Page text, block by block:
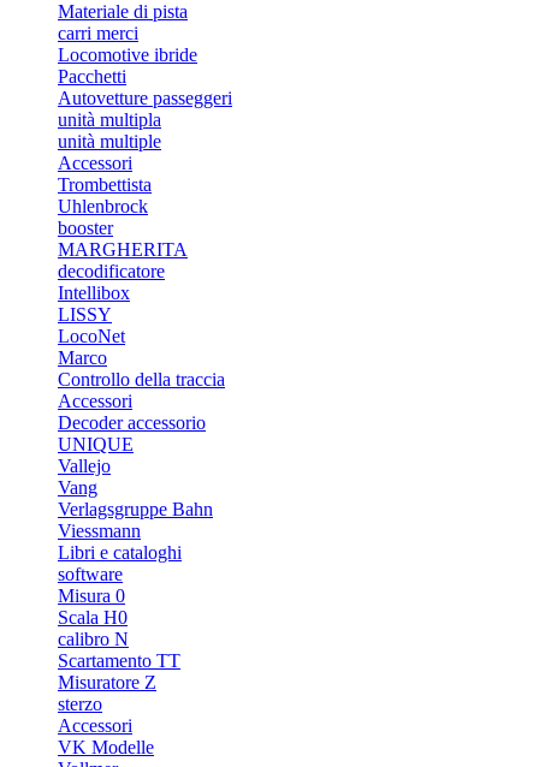
Materiale di pista
carri merci
Locomotive ibride
Pacchetti
Autovetture passeggeri
unità multipla
unità multiple
Accessori
Trombettista
Uhlenbrock
booster
MARGHERITA
decodificatore
Intellibox
LISSY
LocoNet
Marco
Controllo della traccia
Accessori
Decoder accessorio
UNIQUE
Vallejo
Vang
Verlagsgruppe Bahn
Viessmann
Libri e cataloghi
software
Misura 0
Scala H0
calibro N
Scartamento TT
Misuratore Z
sterzo
Accessori
VK Modelle